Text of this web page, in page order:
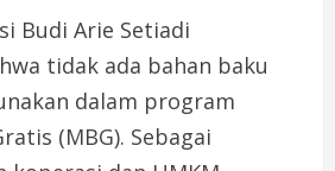
Budi Arie Setiadi
tidak ada bahan baku
dalam program
(MBG). Sebagai